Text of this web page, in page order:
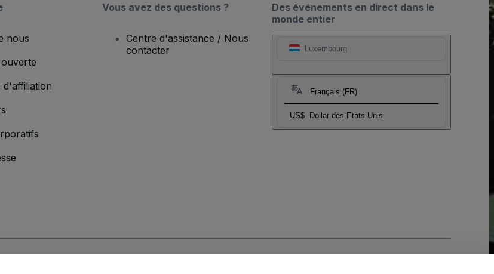
Des événements en direct dans le
monde entier
Luxembourg
Français (FR)
US$ Dollar des Etats-Unis
nous
d'affiliation
Vous avez des questions ?
Centre d'assistance / Nous
contacter